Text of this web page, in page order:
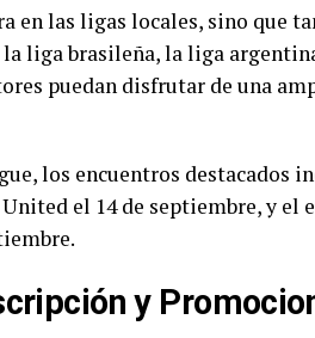
en las ligas locales, sino que
liga brasileña, la liga
puedan disfrutar de una
los encuentros destacados
el 14 de septiembre, y
y